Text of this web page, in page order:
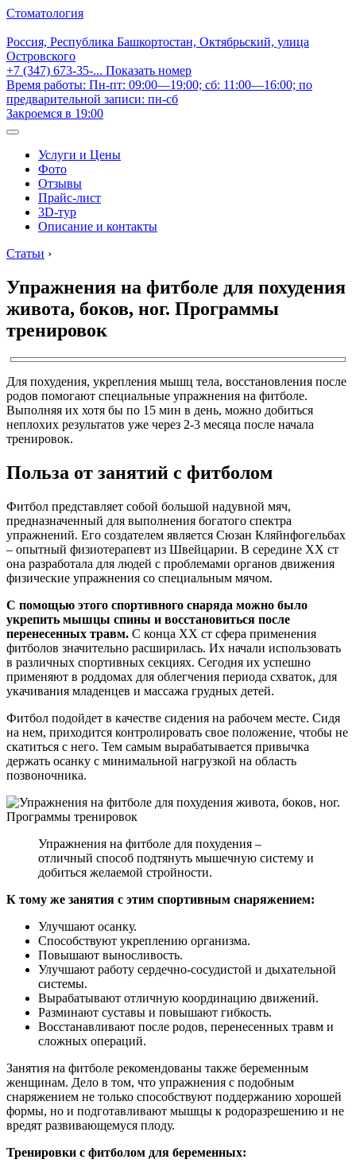
Стоматология
Россия, Республика Башкортостан, Октябрьский, улица
Островского
+7 (347) 673-35-... Показать номер
Время работы: Пн-пт: 09:00—19:00; сб: 11:00—16:00; по
предварительной записи: пн-сб
Закроемся в 19:00
Услуги и Цены
Фото
Отзывы
Прайс-лист
3D-тур
Описание и контакты
Статьи ›
Упражнения на фитболе для похудения
живота, боков, ног. Программы
тренировок
Для похудения, укрепления мышц тела, восстановления после
родов помогают специальные упражнения на фитболе.
Выполняя их хотя бы по 15 мин в день, можно добиться
неплохих результатов уже через 2-3 месяца после начала
тренировок.
Польза от занятий с фитболом
Фитбол представляет собой большой надувной мяч,
предназначенный для выполнения богатого спектра
упражнений. Его создателем является Сюзан Кляйнфогельбах
– опытный физиотерапевт из Швейцарии. В середине XX ст
она разработала для людей с проблемами органов движения
физические упражнения со специальным мячом.
С помощью этого спортивного снаряда можно было
укрепить мышцы спины и восстановиться после
перенесенных травм. С конца XX ст сфера применения
фитболов значительно расширилась. Их начали использовать
в различных спортивных секциях. Сегодня их успешно
применяют в роддомах для облегчения периода схваток, для
укачивания младенцев и массажа грудных детей.
Фитбол подойдет в качестве сидения на рабочем месте. Сидя
на нем, приходится контролировать свое положение, чтобы не
скатиться с него. Тем самым вырабатывается привычка
держать осанку с минимальной нагрузкой на область
позвоночника.
Упражнения на фитболе для похудения –
отличный способ подтянуть мышечную систему и
добиться желаемой стройности.
К тому же занятия с этим спортивным снаряжением:
Улучшают осанку.
Способствуют укреплению организма.
Повышают выносливость.
Улучшают работу сердечно-сосудистой и дыхательной
системы.
Вырабатывают отличную координацию движений.
Разминают суставы и повышают гибкость.
Восстанавливают после родов, перенесенных травм и
сложных операций.
Занятия на фитболе рекомендованы также беременным
женщинам. Дело в том, что упражнения с подобным
снаряжением не только способствуют поддержанию хорошей
формы, но и подготавливают мышцы к родоразрешению и не
вредят развивающемуся плоду.
Тренировки с фитболом для беременных: